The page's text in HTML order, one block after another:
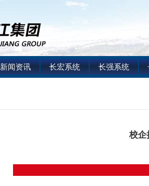
新闻资讯 长宏系统 长强系统
校企